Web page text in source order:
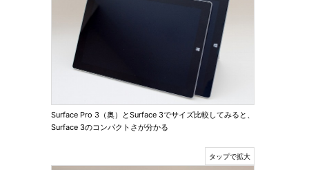
Surface Pro 3（奥）とSurface 3でサイズ比較してみると、
Surface 3のコンパクトさが分かる